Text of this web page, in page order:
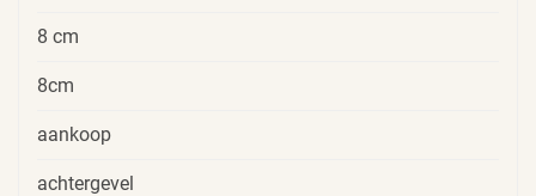
8 cm
8cm
aankoop
achtergevel